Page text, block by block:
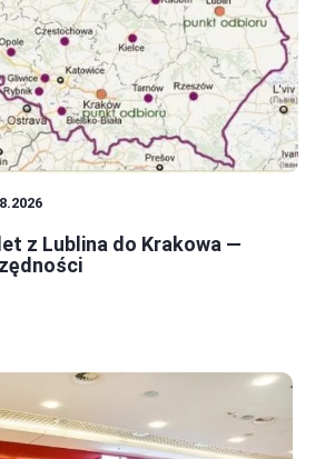
z Lublina do Krakowa —